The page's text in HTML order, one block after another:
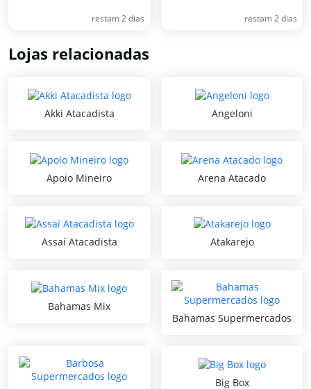
restam 2 dias restam 2 dias
Lojas relacionadas
Akki Atacadista Angeloni
Apoio Mineiro Arena Atacado
Assaí Atacadista Atakarejo
Bahamas Mix
Bahamas Supermercados
Big Box